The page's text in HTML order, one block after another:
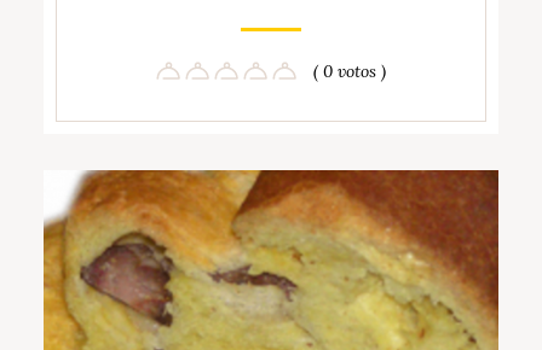
( 0 votos )